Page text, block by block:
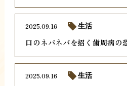
口のネバネバを招く歯周病の
2025.09.16 生活
2025.09.16 生活